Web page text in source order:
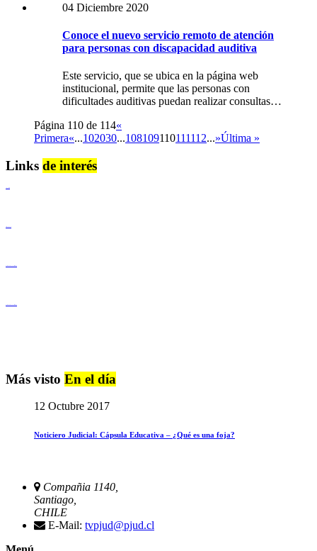
04 Diciembre 2020
Conoce el nuevo servicio remoto de atención
para personas con discapacidad auditiva
Este servicio, que se ubica en la página web
institucional, permite que las personas con
dificultades auditivas puedan realizar consultas…
Página 110 de 114«
Primera«...102030...108109110111112...»Última »
Links de interés
Más visto En el día
12 Octubre 2017
Noticiero Judicial: Cápsula Educativa – ¿Qué es una foja?
Compañia 1140,
Santiago,
CHILE
E-Mail: tvpjud@pjud.cl